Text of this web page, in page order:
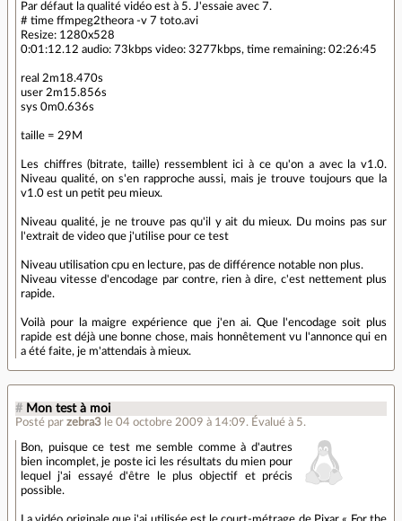
Par défaut la qualité vidéo est à 5. J'essaie avec 7.
# time ffmpeg2theora -v 7 toto.avi
Resize: 1280x528
0:01:12.12 audio: 73kbps video: 3277kbps, time remaining: 02:26:45
real 2m18.470s
user 2m15.856s
sys 0m0.636s
taille = 29M
Les chiffres (bitrate, taille) ressemblent ici à ce qu'on a avec la v1.0.
Niveau qualité, on s'en rapproche aussi, mais je trouve toujours que la
v1.0 est un petit peu mieux.
Niveau qualité, je ne trouve pas qu'il y ait du mieux. Du moins pas sur
l'extrait de video que j'utilise pour ce test
Niveau utilisation cpu en lecture, pas de différence notable non plus.
Niveau vitesse d'encodage par contre, rien à dire, c'est nettement plus
rapide.
Voilà pour la maigre expérience que j'en ai. Que l'encodage soit plus
rapide est déjà une bonne chose, mais honnêtement vu l'annonce qui en
a été faite, je m'attendais à mieux.
# Mon test à moi
Posté par zebra3 le 04 octobre 2009 à 14:09. Évalué à 5.
Bon, puisque ce test me semble comme à d'autres
bien incomplet, je poste ici les résultats du mien pour
lequel j'ai essayé d'être le plus objectif et précis
possible.